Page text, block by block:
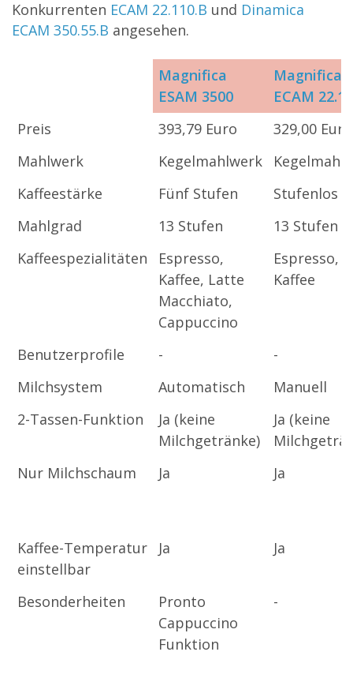
Konkurrenten ECAM 22.110.B und Dinamica
ECAM 350.55.B angesehen.
Magnifica
ESAM 3500
Magnifica S
ECAM
Magnifica
Magnifica S
Preis 393,79 Euro
329,00 Euro
Mahlwerk
Kegelmahlwerk
Kaffeestärke
Fünf Stufen
Stufenlos
Mahlgrad
13 Stufen
13 Stufen
Kaffeespezialitäten
Espresso,
Kaffee, Latte
Macchiato,
Cappuccino
Espresso,
Kaffee
Benutzerprofile -
-
Milchsystem
Automatisch
Manuell
2-Tassen-Funktion
Ja (keine
Milchgetränke)
Ja (keine
Nur Milchschaum
Ja Ja
Kaffee-Temperatur
einstellbar
Ja Ja
Besonderheiten
Pronto
Cappuccino
Funktion
-